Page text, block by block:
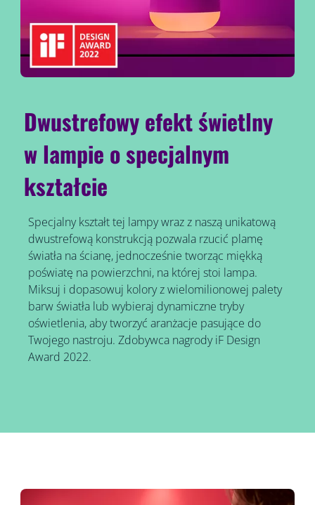
Dwustrefowy efekt świetlny
w lampie o specjalnym
kształcie
Specjalny kształt tej lampy wraz z naszą unikatową
dwustrefową konstrukcją pozwala rzucić plamę
światła na ścianę, jednocześnie tworząc miękką
poświatę na powierzchni, na której stoi lampa.
Miksuj i dopasowuj kolory z wielomilionowej palety
barw światła lub wybieraj dynamiczne tryby
oświetlenia, aby tworzyć aranżacje pasujące do
Twojego nastroju. Zdobywca nagrody iF Design
Award 2022.